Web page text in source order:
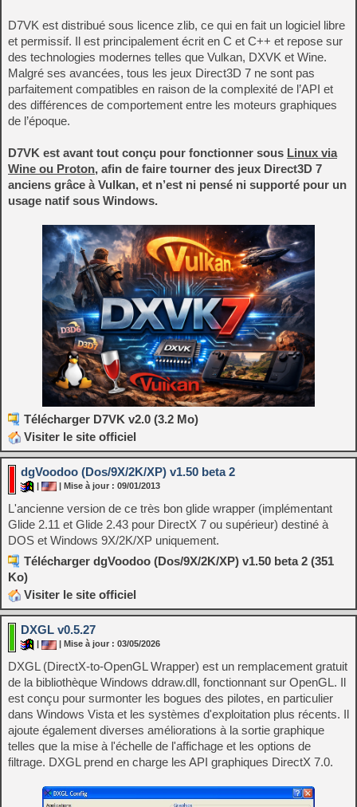
D7VK est distribué sous licence zlib, ce qui en fait un logiciel libre
et permissif. Il est principalement écrit en C et C++ et repose sur
des technologies modernes telles que Vulkan, DXVK et Wine.
Malgré ses avancées, tous les jeux Direct3D 7 ne sont pas
parfaitement compatibles en raison de la complexité de l’API et
des différences de comportement entre les moteurs graphiques
de l’époque.
D7VK est avant tout conçu pour fonctionner sous Linux via
Wine ou Proton, afin de faire tourner des jeux Direct3D 7
anciens grâce à Vulkan, et n’est ni pensé ni supporté pour un
usage natif sous Windows.
Télécharger D7VK v2.0 (3.2 Mo)
Visiter le site officiel
dgVoodoo (Dos/9X/2K/XP) v1.50 beta 2
| Mise à jour : 09/01/2013
L'ancienne version de ce très bon glide wrapper (implémentant
Glide 2.11 et Glide 2.43 pour DirectX 7 ou supérieur) destiné à
DOS et Windows 9X/2K/XP uniquement.
Télécharger dgVoodoo (Dos/9X/2K/XP) v1.50 beta 2 (351
Ko)
Visiter le site officiel
DXGL v0.5.27
| Mise à jour : 03/05/2026
DXGL (DirectX-to-OpenGL Wrapper) est un remplacement gratuit
de la bibliothèque Windows ddraw.dll, fonctionnant sur OpenGL. Il
est conçu pour surmonter les bogues des pilotes, en particulier
dans Windows Vista et les systèmes d'exploitation plus récents. Il
ajoute également diverses améliorations à la sortie graphique
telles que la mise à l'échelle de l'affichage et les options de
filtrage. DXGL prend en charge les API graphiques DirectX 7.0.